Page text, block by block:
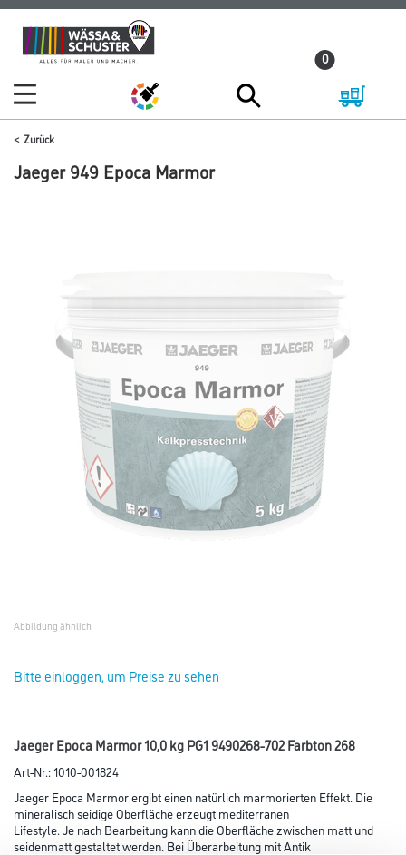
Zum
Inhalt
Zum
Navigationsmenü
0
Zurück
Jaeger 949 Epoca Marmor
Abbildung ähnlich
Bitte einloggen, um Preise zu sehen
Jaeger Epoca Marmor 10,0 kg PG1 9490268-702 Farbton 268
Art-Nr.:1010-001824
Jaeger Epoca Marmor ergibt einen natürlich marmorierten Effekt. Die
mineralisch seidige Oberfläche erzeugt mediterranen
Lifestyle. Je nach Bearbeitung kann die Oberfläche zwischen matt und
seidenmatt gestaltet werden. Bei Überarbeitung mit Antik